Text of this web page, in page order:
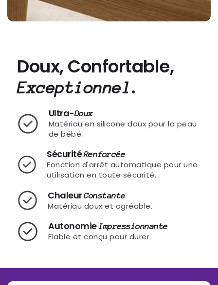
Doux, Confortable,
Exceptionnel.
Ultra-Doux
Matériau en silicone doux pour la peau
de bébé.
SécuritéRenforcée
Fonction d'arrêt automatique pour une
utilisation en toute sécurité.
ChaleurConstante
Matériau doux et agréable.
AutonomieImpressionnante
Fiable et conçu pour durer.